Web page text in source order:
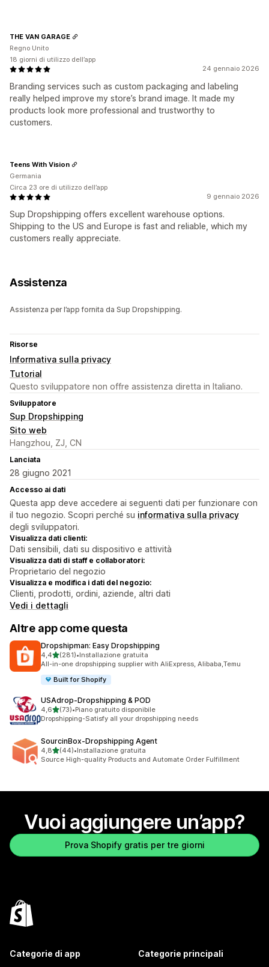
24 gennaio 2026
Branding services such as custom packaging and labeling
really helped improve my store’s brand image. It made my
products look more professional and trustworthy to
customers.
THE VAN GARAGE
Regno Unito
18 giorni di utilizzo dell’app
9 gennaio 2026
Sup Dropshipping offers excellent warehouse options.
Shipping to the US and Europe is fast and reliable, which my
customers really appreciate.
Teens With Vision
Germania
Circa 23 ore di utilizzo dell’app
Assistenza
Assistenza per l’app fornita da Sup Dropshipping.
Risorse
Informativa sulla privacy
Tutorial
Questo sviluppatore non offre assistenza diretta in Italiano.
Sviluppatore
Sup Dropshipping
Sito web
Hangzhou, ZJ, CN
Lanciata
28 giugno 2021
Accesso ai dati
Questa app deve accedere ai seguenti dati per funzionare con
il tuo negozio. Scopri perché su informativa sulla privacy
degli sviluppatori.
Visualizza dati clienti:
Dati sensibili, dati su dispositivo e attività
Visualizza dati di staff e collaboratori:
Proprietario del negozio
Visualizza e modifica i dati del negozio:
Clienti, prodotti, ordini, aziende, altri dati
Vedi i dettagli
Altre app come questa
Dropshipman: Easy Dropshipping
4,4stelle su 5
(281)
281 recensioni totali
•Installazione gratuita
All-in-one dropshipping supplier with AliExpress, Alibaba,Temu
Built for Shopify
USAdrop‑Dropshipping & POD
4,6stelle su 5
(73)
73 recensioni totali
•Piano gratuito disponibile
Dropshipping-Satisfy all your dropshipping needs
SourcinBox‑Dropshipping Agent
4,8stelle su 5
(44)
44 recensioni totali
•Installazione gratuita
Source High-quality Products and Automate Order Fulfillment
Vuoi aggiungere un’app?
Prova Shopify gratis per tre giorni
Categorie di app Categorie principali